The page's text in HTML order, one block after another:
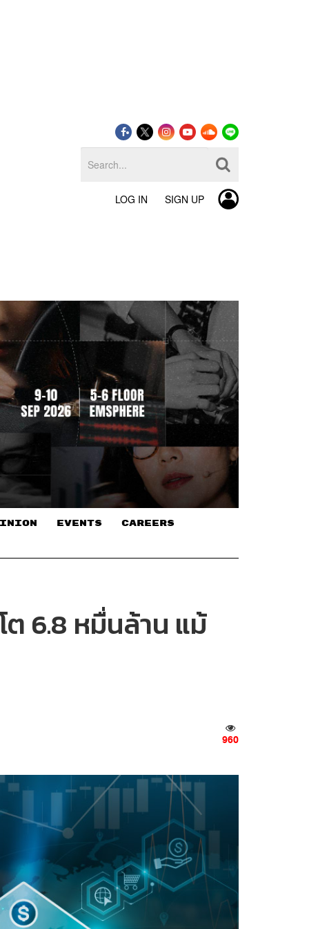
LOG IN SIGN UP
EVENTS CAREERS
ต 6.8 หมื่นล้าน แม้
960